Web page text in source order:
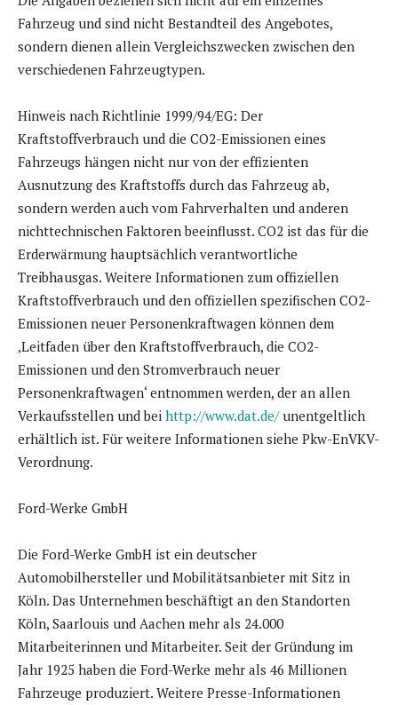
Fahrzeug und sind nicht Bestandteil des Angebotes,
sondern dienen allein Vergleichszwecken zwischen den
verschiedenen Fahrzeugtypen.
Hinweis nach Richtlinie 1999/94/EG: Der
Kraftstoffverbrauch und die CO2-Emissionen eines
Fahrzeugs hängen nicht nur von der effizienten
Ausnutzung des Kraftstoffs durch das Fahrzeug ab,
sondern werden auch vom Fahrverhalten und anderen
nichttechnischen Faktoren beeinflusst. CO2 ist das für die
Erderwärmung hauptsächlich verantwortliche
Treibhausgas. Weitere Informationen zum offiziellen
Kraftstoffverbrauch und den offiziellen spezifischen CO2-
Emissionen neuer Personenkraftwagen können dem
‚Leitfaden über den Kraftstoffverbrauch, die CO2-
Emissionen und den Stromverbrauch neuer
Personenkraftwagen‘ entnommen werden, der an allen
Verkaufsstellen und bei http://www.dat.de/unentgeltlich
erhältlich ist. Für weitere Informationen siehe Pkw-EnVKV-
Verordnung.
Ford-Werke GmbH
Die Ford-Werke GmbH ist ein deutscher
Automobilhersteller und Mobilitätsanbieter mit Sitz in
Köln. Das Unternehmen beschäftigt an den Standorten
Köln, Saarlouis und Aachen mehr als 24.000
Mitarbeiterinnen und Mitarbeiter. Seit der Gründung im
Jahr 1925 haben die Ford-Werke mehr als 46 Millionen
Fahrzeuge produziert. Weitere Presse-Informationen